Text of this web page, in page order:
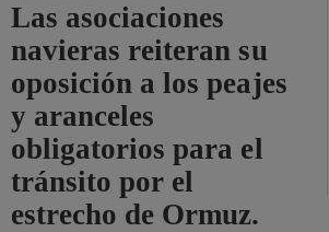
Las asociaciones
navieras reiteran su
oposición a los peajes
y aranceles
obligatorios para el
tránsito por el
estrecho de Ormuz.